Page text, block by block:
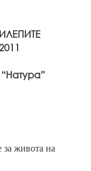
живота на